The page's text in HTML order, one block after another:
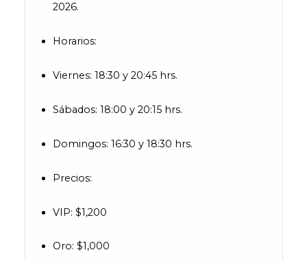
2026.
Horarios:
Viernes: 18:30 y 20:45 hrs.
Sábados: 18:00 y 20:15 hrs.
Domingos: 16:30 y 18:30 hrs.
Precios:
VIP: $1,200
Oro: $1,000